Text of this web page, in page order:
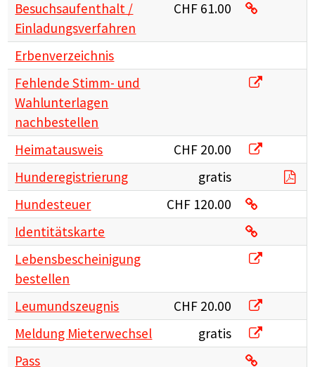
Besuchsaufenthalt /
Einladungsverfahren
CHF 61.00
Erbenverzeichnis
Fehlende Stimm- und
Wahlunterlagen
nachbestellen
Fehlende
Heimatausweis CHF 20.00
Hunderegistrierung
gratis
Hundesteuer
CHF 120.00
Identitätskarte
Lebensbescheinigung
bestellen
Leumundszeugnis CHF 20.00
Meldung Mieterwechsel
gratis
Meldung
Pass
Pass